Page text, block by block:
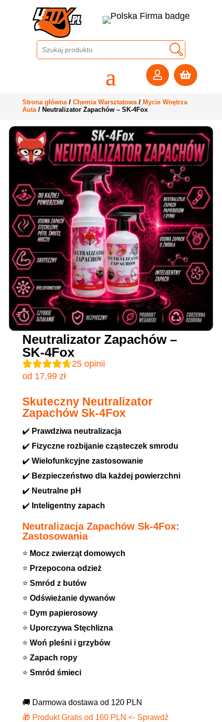
 
Strona główna/ Chemia Warsztatowa/ Mycie Wnętrza
Auta/ Neutralizator Zapachów – SK-4Fox
Neutralizator Zapachów –
SK-4Fox
25opinii
od 17,99 zł
Skuteczny Neutralizator
Zapachów Sk-4Fox
✔️ Prawdziwa neutralizacja
✔️ Fizyczne rozbijanie cząsteczek smrodu
✔️ Wielofunkcyjne zastosowanie
✔️ Bezpieczeństwo dla każdej powierzchni
✔️ Neutralne pH
✔️ Inteligentny zapach
Neutralizacja Zapachów Sk-4Fox:
Zastosowania
⭐ Mocz zwierząt domowych
⭐ Przepocona odzież
⭐ Smród z butów
⭐ Odświeżanie dywanów
⭐ Dym papierosowy
⭐ Uporczywa Stęchlizna
⭐ Woń pleśni i grzybów
⭐ Zapach ropy
⭐ Smród śmieci
🚚 Darmowa dostawa od 120 PLN
🎁 Produkt Gratis od 160 PLN <- Sprawdź